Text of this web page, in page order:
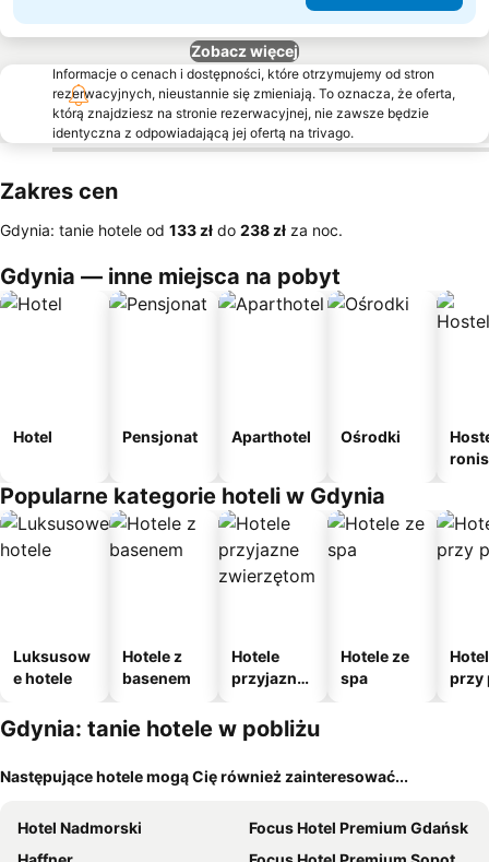
Zobacz więcej
Informacje o cenach i dostępności, które otrzymujemy od stron
rezerwacyjnych, nieustannie się zmieniają. To oznacza, że oferta,
którą znajdziesz na stronie rezerwacyjnej, nie zawsze będzie
identyczna z odpowiadającą jej ofertą na trivago.
Zakres cen
Gdynia: tanie hotele od ‎133 zł do ‎238 zł za noc.
Gdynia — inne miejsca na pobyt
Hotel Pensjonat Aparthotel Ośrodki
Popularne kategorie hoteli w Gdynia
Luksusow
e hotele
Hotele z
basenem
Hotele
przyjazne
m
Hotele ze
spa
przy
Gdynia: tanie hotele w pobliżu
Następujące hotele mogą Cię również zainteresować...
Hotel Nadmorski
Focus Hotel Premium Gdańsk